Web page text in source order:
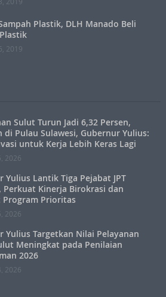
Plastik, DLH Manado Beli
2019
Sulut Turun Jadi 6,32 Persen,
di Pulau Sulawesi, Gubernur Yulius:
untuk Kerja Lebih Keras Lagi
2026
Yulius Lantik Tiga Pejabat JPT
Perkuat Kinerja Birokrasi dan
Program Prioritas
2026
Yulius Targetkan Nilai Pelayanan
Meningkat pada Penilaian
2026
2026